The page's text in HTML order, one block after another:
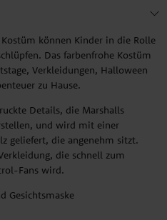
können Kinder in die Rolle
Das farbenfrohe Kostüm
Verkleidungen, Halloween
zu Hause.
Details, die Marshalls
und wird mit einer
geliefert, die angenehm sitzt.
die schnell zum
Fans wird.
Gesichtsmaske